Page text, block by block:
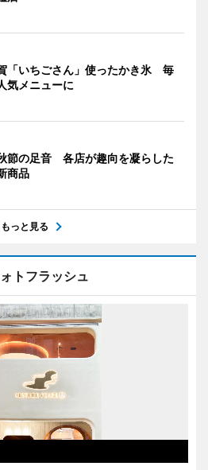
「いちごさん」使ったかき氷 毎
気メニューに
節の足音 各店が趣向を凝らした
商品
もっと見る
トフラッシュ